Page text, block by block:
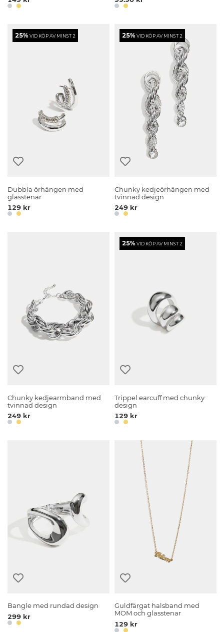
25%VID KÖP AV MINST 2
Dubbla örhängen med
glasstenar
129 kr
25%VID KÖP AV MINST 2
Chunky kedjeörhängen med
tvinnad design
249 kr
Chunky kedjearmband med
tvinnad design
249 kr
25%VID KÖP AV MINST 2
Trippel earcuff med chunky
design
129 kr
Bangle med rundad design
299 kr
Guldfärgat halsband med
MOM och glasstenar
129 kr